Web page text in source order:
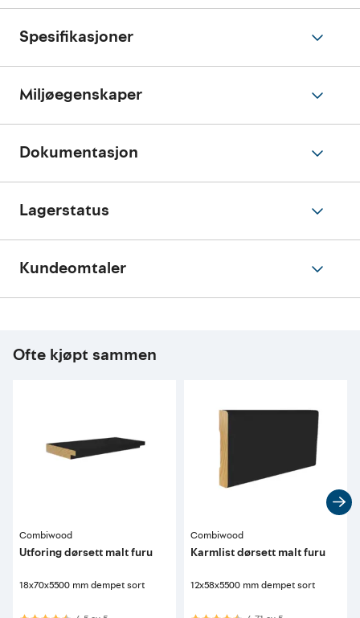
Spesifikasjoner
Miljøegenskaper
Dokumentasjon
Lagerstatus
Kundeomtaler
Ofte kjøpt sammen
Combiwood
Utforing dørsett malt furu
18x70x5500 mm dempet sort
Combiwood
Karmlist dørsett malt furu
12x58x5500 mm dempet sort